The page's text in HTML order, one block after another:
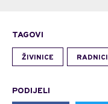
TAGOVI
ŽIVINICE RADNICI
PODIJELI